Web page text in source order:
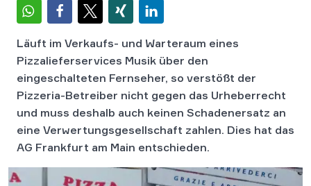
Läuft im Verkaufs- und Warteraum eines
Pizzalieferservices Musik über den
eingeschalteten Fernseher, so verstößt der
Pizzeria-Betreiber nicht gegen das Urheberrecht
und muss deshalb auch keinen Schadenersatz an
eine Verwertungsgesellschaft zahlen. Dies hat das
AG Frankfurt am Main entschieden.